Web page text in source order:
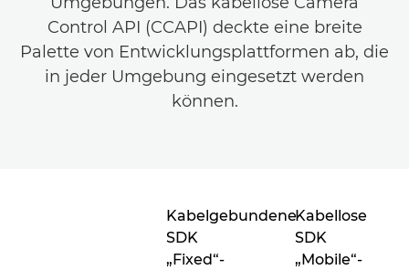
Control API (CCAPI) deckte eine breite
Palette von Entwicklungsplattformen ab, die
in jeder Umgebung eingesetzt werden
können.
Kabelgebundene
SDK
„Fixed“-
Kabellose
SDK
„Mobile“-